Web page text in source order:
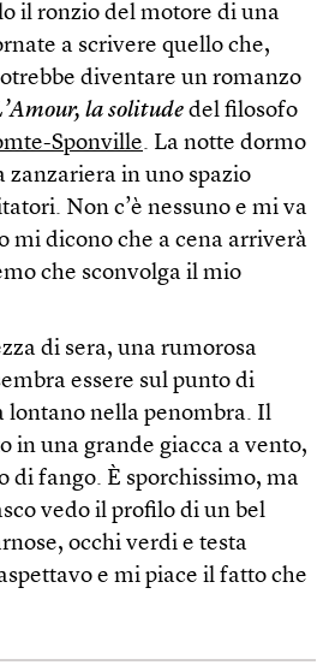
il ronzio del motore di una
a scrivere quello che,
diventare un romanzo
la solitude del filosofo
Sponville. La notte dormo
zanzariera in uno spazio
Non c’è nessuno e mi va
mi dicono che a cena arriverà
che sconvolga il mio
di sera, una rumorosa
essere sul punto di
lontano nella penombra. Il
in una grande giacca a vento,
di fango. È sporchissimo, ma
vedo il profilo di un bel
occhi verdi e testa
e mi piace il fatto che